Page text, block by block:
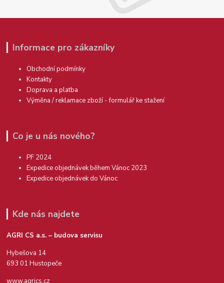
Informace pro zákazníky
Obchodní podmínky
Kontakty
Doprava a platba
Výměna / reklamace zboží - formulář ke stažení
Co je u nás nového?
PF 2024
Expedice objednávek během Vánoc 2023
Expedice objednávek do Vánoc
Kde nás najdete
AGRI CS a.s. – budova servisu
Hybešova 14
693 01 Hustopeče
www.agrics.cz